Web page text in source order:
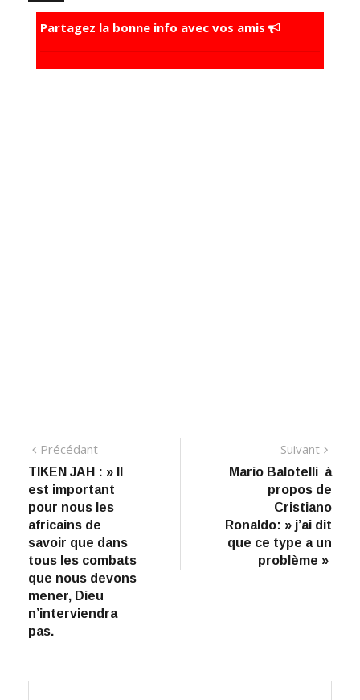
Partagez la bonne info avec vos amis
Navigation
de
l’article
PrécédantPrécédant:
​TIKEN JAH : » Il
est important
pour nous les
africains de
savoir que dans
tous les combats
que nous devons
mener, Dieu
n’interviendra
pas.
Suivant
Mario Balotelli à
propos de
Cristiano
Ronaldo: » j’ai dit
que ce type a un
problème »